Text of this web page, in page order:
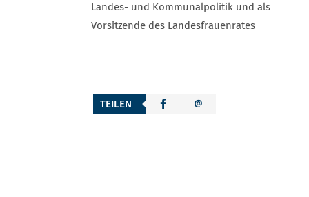
Landes- und Kommunalpolitik und als
Vorsitzende des Landesfrauenrates
TEILEN